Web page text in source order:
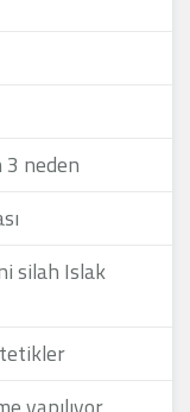
3 neden
silah Islak